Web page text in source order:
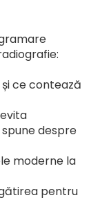
ce contează
despre
moderne la
pentru